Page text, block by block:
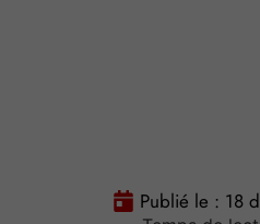
Publié le : 18